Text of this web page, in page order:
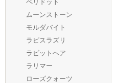
ペリドット
ムーンストーン
モルダバイト
ラピスラズリ
ラビットヘア
ラリマー
ローズクォーツ